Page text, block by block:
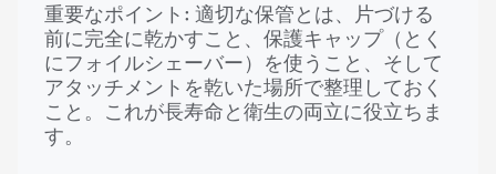
重要なポイント: 適切な保管とは、片づける
前に完全に乾かすこと、保護キャップ（とく
にフォイルシェーバー）を使うこと、そして
アタッチメントを乾いた場所で整理しておく
こと。これが長寿命と衛生の両立に役立ちま
す。